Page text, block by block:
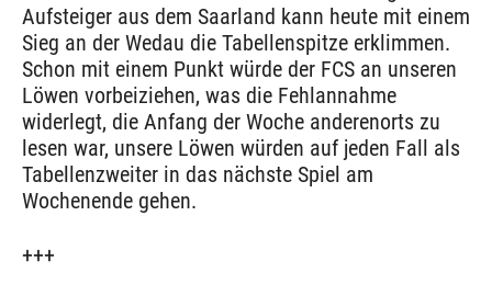
Aufsteiger aus dem Saarland kann heute mit einem
Sieg an der Wedau die Tabellenspitze erklimmen.
Schon mit einem Punkt würde der FCS an unseren
Löwen vorbeiziehen, was die Fehlannahme
widerlegt, die Anfang der Woche anderenorts zu
lesen war, unsere Löwen würden auf jeden Fall als
Tabellenzweiter in das nächste Spiel am
Wochenende gehen.
+++